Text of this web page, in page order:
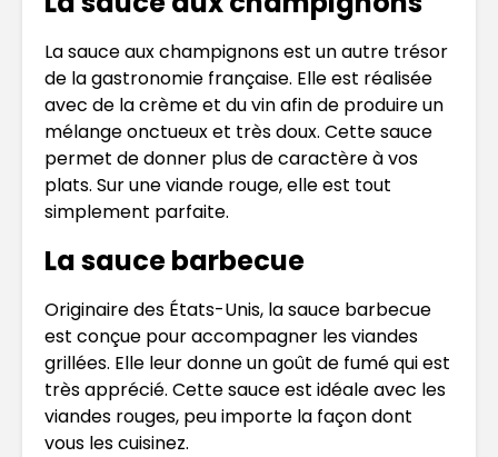
La sauce aux champignons est un autre trésor
de la gastronomie française. Elle est réalisée
avec de la crème et du vin afin de produire un
mélange onctueux et très doux. Cette sauce
permet de donner plus de caractère à vos
plats. Sur une viande rouge, elle est tout
simplement parfaite.
La sauce barbecue
Originaire des États-Unis, la sauce barbecue
est conçue pour accompagner les viandes
grillées. Elle leur donne un goût de fumé qui est
très apprécié. Cette sauce est idéale avec les
viandes rouges, peu importe la façon dont
vous les cuisinez.